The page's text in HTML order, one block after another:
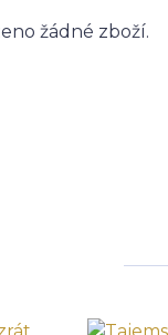
žádné zboží.